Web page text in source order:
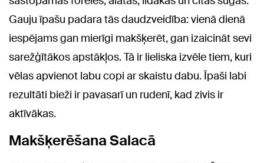
Gauju īpašu padara tās daudzveidība: vienā dienā
iespējams gan mierīgi makšķerēt, gan izaicināt sevi
sarežģītākos apstākļos. Tā ir lieliska izvēle tiem, kuri
vēlas apvienot labu copi ar skaistu dabu. Īpaši labi
rezultāti bieži ir pavasarī un rudenī, kad zivis ir
aktīvākas.
Makšķerēšana Salacā